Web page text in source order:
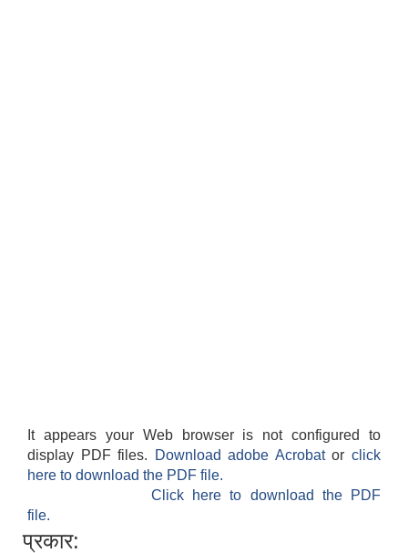
It appears your Web browser is not configured to
display PDF files.
Download adobe Acrobatorclick
here to download the PDF file.
Click here to download the PDF
file.
प्रकार: